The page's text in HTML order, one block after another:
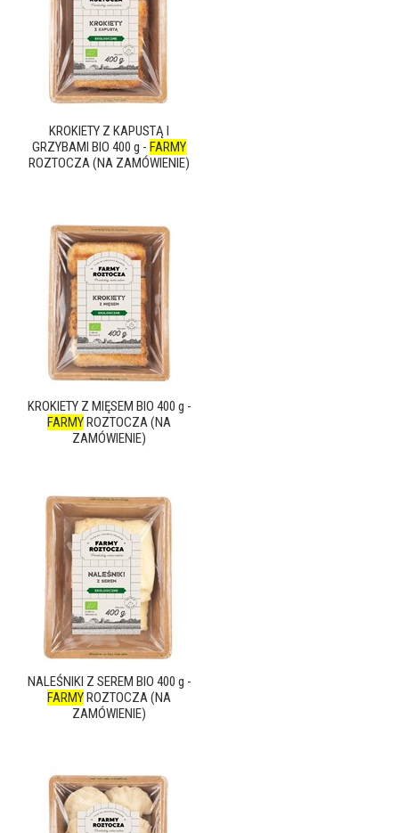
KROKIETY Z KAPUSTĄ I
GRZYBAMI BIO 400 g - FARMY
ROZTOCZA (NA ZAMÓWIENIE)
KROKIETY Z MIĘSEM BIO 400 g -
FARMYROZTOCZA (NA
ZAMÓWIENIE)
NALEŚNIKI Z SEREM BIO 400 g -
FARMYROZTOCZA (NA
ZAMÓWIENIE)